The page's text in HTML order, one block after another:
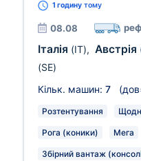
1 годину тому
08.08
Італія (IT), Австрія
(SE)
Кільк. машин: 7
Розтентування
Рога (коники) Мега
Збірний вантаж